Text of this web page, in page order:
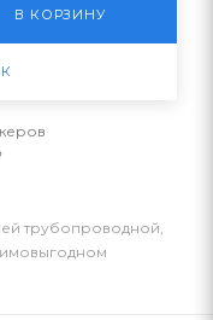
В КОРЗИНУ
трубопроводной,